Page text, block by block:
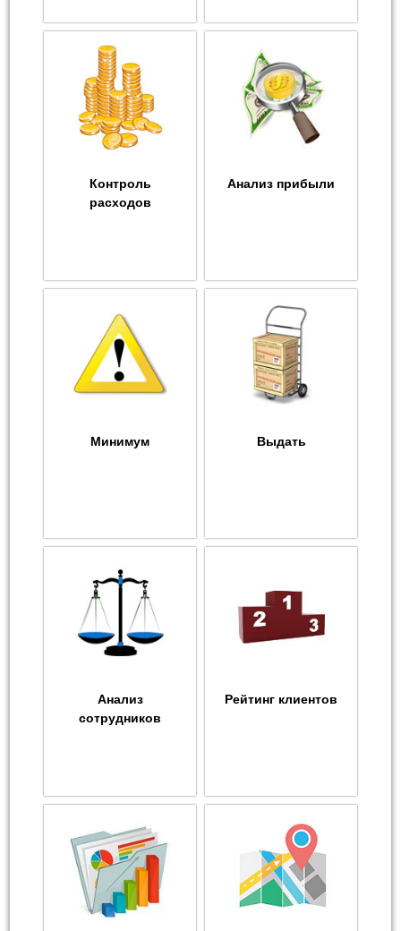
Контроль
расходов
Анализ прибыли
Минимум Выдать
Анализ
сотрудников
Рейтинг клиентов